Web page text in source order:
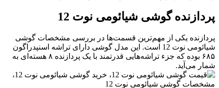
گوشی شیائومی نوت 12
یکی از مهم‌ترین قسمت‌ها در بررسی مشخصات گوشی
شیائومی نوت 12 است. این مدل گوشی دارای تراشه اسنپدراگون
۶۸۵ بوده که جزء تراشه‌هایی قدرتمند با یک پردازنده ۸ هسته‌ای به
می‌آید.